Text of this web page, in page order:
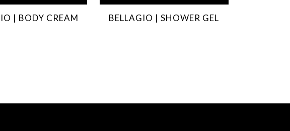
| BODY CREAM BELLAGIO | SHOWER GEL